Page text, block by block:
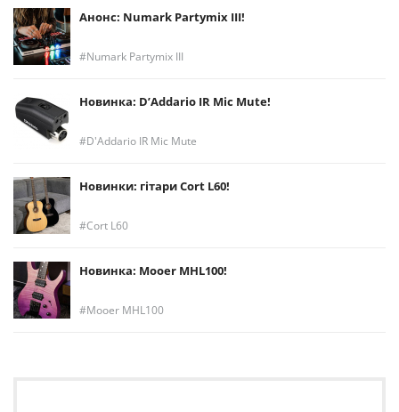
Анонс: Numark Partymix III!
Numark Partymix III
Новинка: D’Addario IR Mic Mute!
D'Addario IR Mic Mute
Новинки: гітари Cort L60!
Cort L60
Новинка: Mooer MHL100!
Mooer MHL100